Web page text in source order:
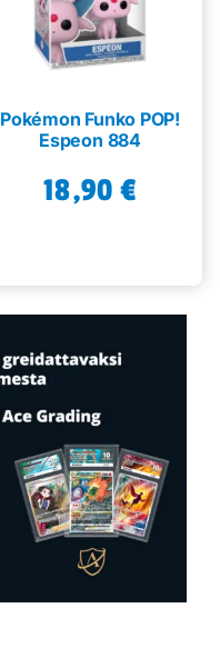
Pokémon Funko POP!
Espeon 884
18,90 €